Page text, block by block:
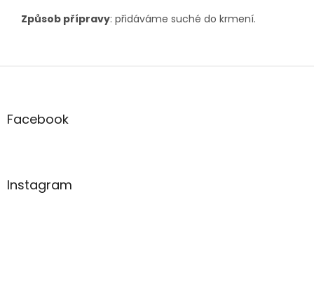
Způsob přípravy: přidáváme suché do krmení.
Z
aFacebook
Instagram